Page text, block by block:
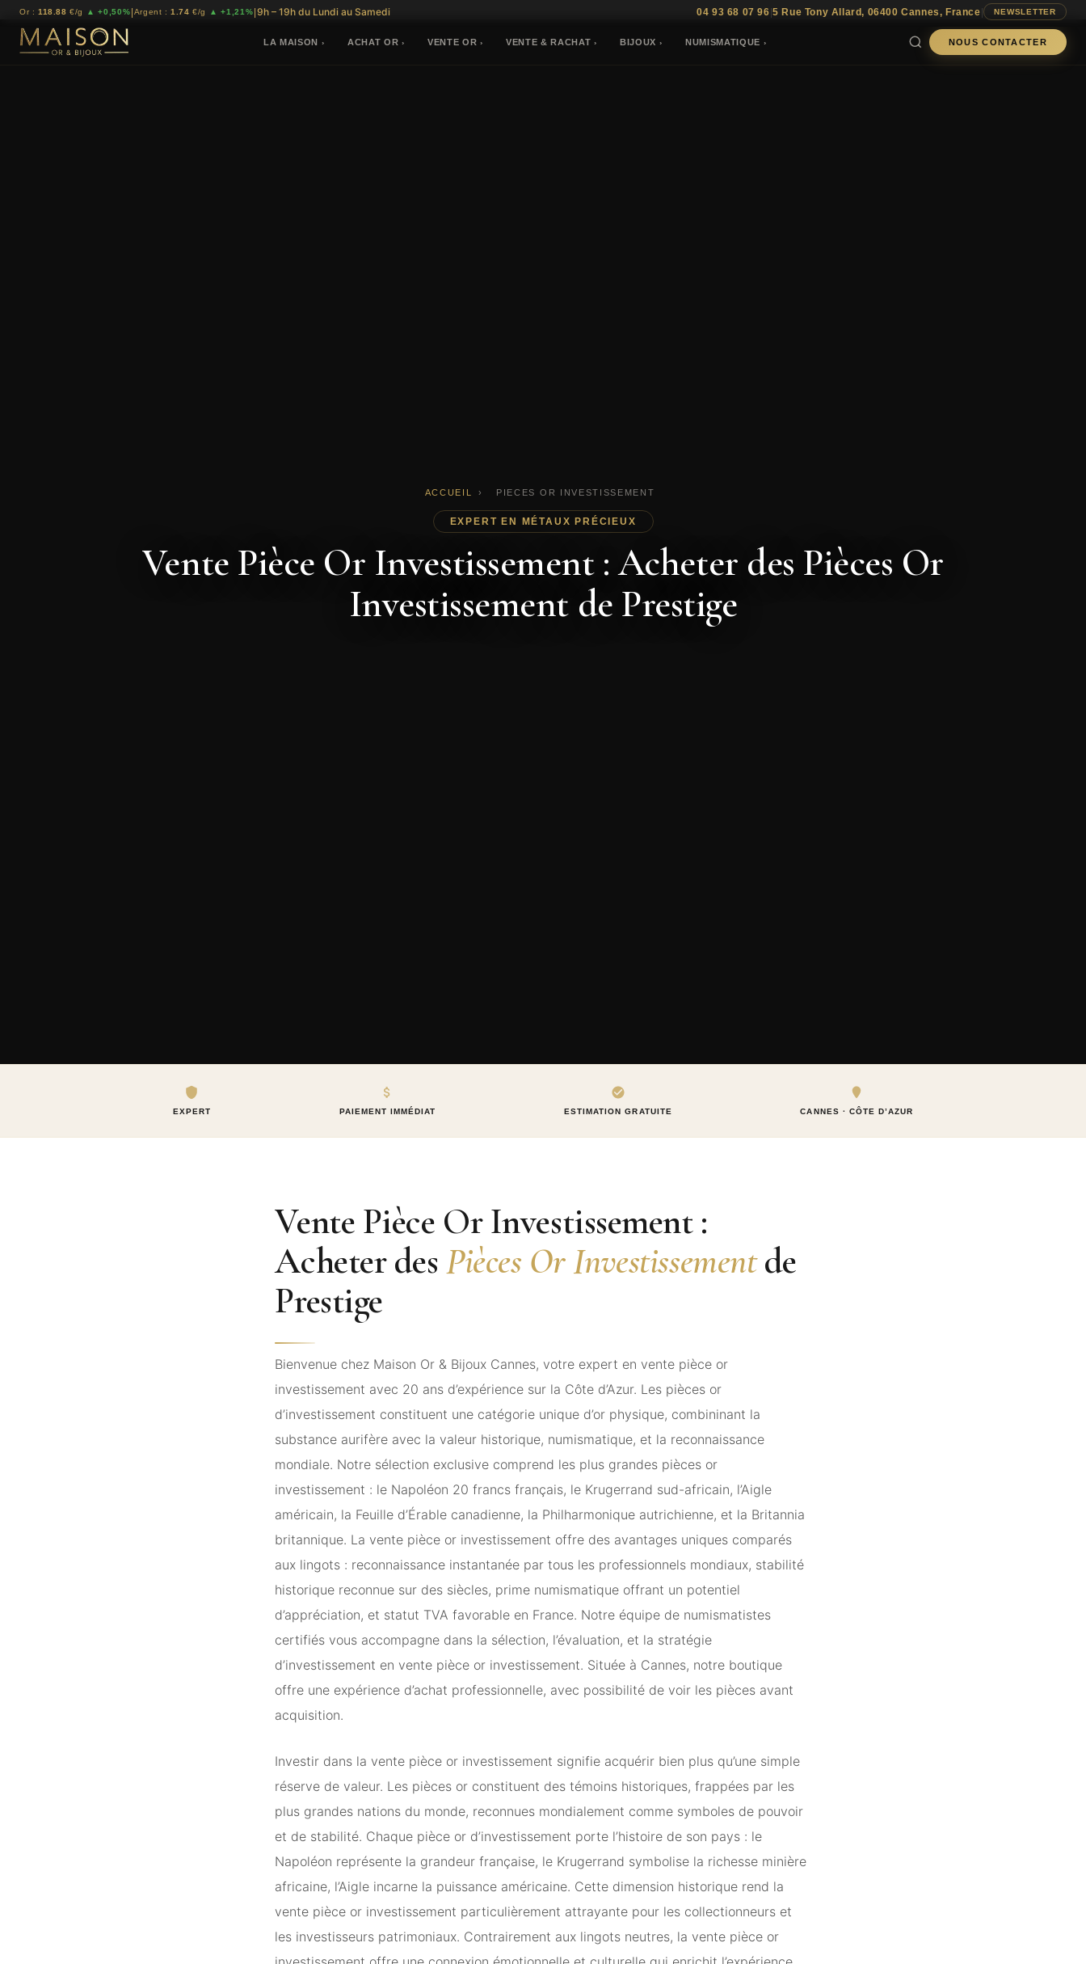
Or : 118.88 €/g ▲ +0,50%|Argent :1.74 €/g ▲ +1,21%|9h – 19h du Lundi au Samedi 04 93 68 07 96|5 Rue Tony Allard, 06400 Cannes, France| NEWSLETTER
LA MAISON › ACHAT OR › VENTE OR › VENTE & RACHAT › BIJOUX › NUMISMATIQUE › NOUS CONTACTER
ACCUEIL › PIECES OR INVESTISSEMENT
EXPERT EN MÉTAUX PRÉCIEUX
Vente Pièce Or Investissement : Acheter des Pièces Or
Investissement de Prestige
EXPERT PAIEMENT IMMÉDIAT ESTIMATION GRATUITE CANNES · CÔTE D’AZUR
Vente Pièce Or Investissement :
Acheter desPièces Or Investissementde
Prestige
Bienvenue chez Maison Or & Bijoux Cannes, votre expert en vente pièce or
investissement avec 20 ans d’expérience sur la Côte d’Azur. Les pièces or
d’investissement constituent une catégorie unique d’or physique, combininant la
substance aurifère avec la valeur historique, numismatique, et la reconnaissance
mondiale. Notre sélection exclusive comprend les plus grandes pièces or
investissement : le Napoléon 20 francs français, le Krugerrand sud-africain, l’Aigle
américain, la Feuille d’Érable canadienne, la Philharmonique autrichienne, et la Britannia
britannique. La vente pièce or investissement offre des avantages uniques comparés
aux lingots : reconnaissance instantanée par tous les professionnels mondiaux, stabilité
historique reconnue sur des siècles, prime numismatique offrant un potentiel
d’appréciation, et statut TVA favorable en France. Notre équipe de numismatistes
certifiés vous accompagne dans la sélection, l’évaluation, et la stratégie
d’investissement en vente pièce or investissement. Située à Cannes, notre boutique
offre une expérience d’achat professionnelle, avec possibilité de voir les pièces avant
acquisition.
Investir dans la vente pièce or investissement signifie acquérir bien plus qu’une simple
réserve de valeur. Les pièces or constituent des témoins historiques, frappées par les
plus grandes nations du monde, reconnues mondialement comme symboles de pouvoir
et de stabilité. Chaque pièce or d’investissement porte l’histoire de son pays : le
Napoléon représente la grandeur française, le Krugerrand symbolise la richesse minière
africaine, l’Aigle incarne la puissance américaine. Cette dimension historique rend la
vente pièce or investissement particulièrement attrayante pour les collectionneurs et
les investisseurs patrimoniaux. Contrairement aux lingots neutres, la vente pièce or